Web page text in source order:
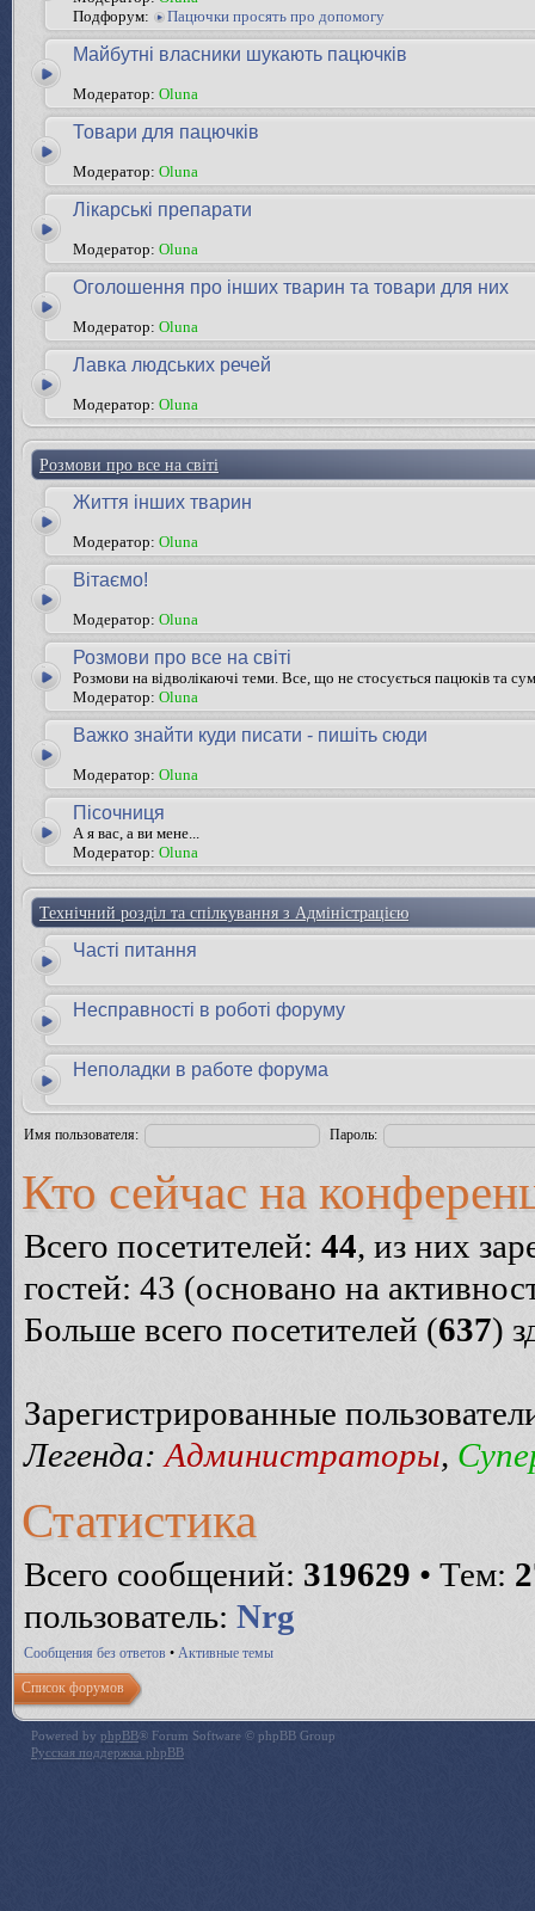
Подфорум:
Пацючки просять про допомогу
Майбутні власники шукають пацючків
Модератор: Oluna
Товари для пацючків
Модератор: Oluna
Лікарські препарати
Модератор: Oluna
Оголошення про інших тварин та товари для них
Модератор: Oluna
Лавка людських речей
Модератор: Oluna
Розмови про все на світі
Життя інших тварин
Модератор: Oluna
Вітаємо!
Модератор: Oluna
Розмови про все на світі
Розмови на відволікаючі теми. Все, що не стосується пацюків та
Модератор: Oluna
Важко знайти куди писати - пишіть сюди
Модератор: Oluna
Пісочниця
А я вас, а ви мене...
Модератор: Oluna
Технічний розділ та спілкування з Адміністрацією
Часті питання
Несправності в роботі форуму
Неполадки в работе форума
Имя пользователя: Пароль:
Кто сейчас на
Всего посетителей: 44, из них
гостей: 43 (основано на
Больше всего посетителей (637)
Зарегистрированные
Легенда: Администраторы,
Статистика
Всего сообщений: 319629 • Тем:
пользователь: Nrg
Сообщения без ответов • Активные темы
Список форумов
Powered by phpBB® Forum Software © phpBB Group
Русская поддержка phpBB